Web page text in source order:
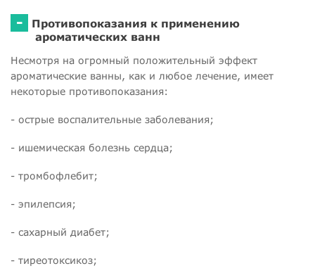
-
Противопоказания к применению
ароматических ванн
Несмотря на огромный положительный эффект
ароматические ванны, как и любое лечение, имеет
некоторые противопоказания:
- острые воспалительные заболевания;
- ишемическая болезнь сердца;
- тромбофлебит;
- эпилепсия;
- сахарный диабет;
- тиреотоксикоз;